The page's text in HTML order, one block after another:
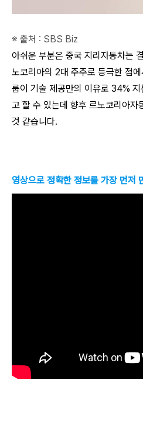
※ 출처 : SBS Biz
아쉬운 부분은 중국 지리자동차는
노코리아의 2대 주주로 등극한 점
룹이 기술 제공만의 이유로 34%
고 할 수 있는데 향후 르노코리아자
것 같습니다.
영상으로 정확한 정보를 가장 먼저